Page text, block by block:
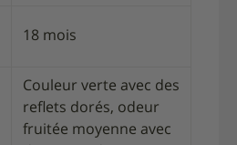
18 mois
Couleur verte avec des
reflets dorés, odeur
fruitée moyenne avec